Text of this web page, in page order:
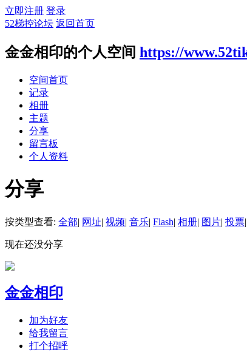
立即注册 登录
52梯控论坛 返回首页
金金相印的个人空间 https://
空间首页
记录
相册
主题
分享
留言板
个人资料
分享
按类型查看: 全部| 网址| 视频| 音乐| Flash| 相册| 图片| 投票|
现在还没分享
金金相印
加为好友
给我留言
打个招呼